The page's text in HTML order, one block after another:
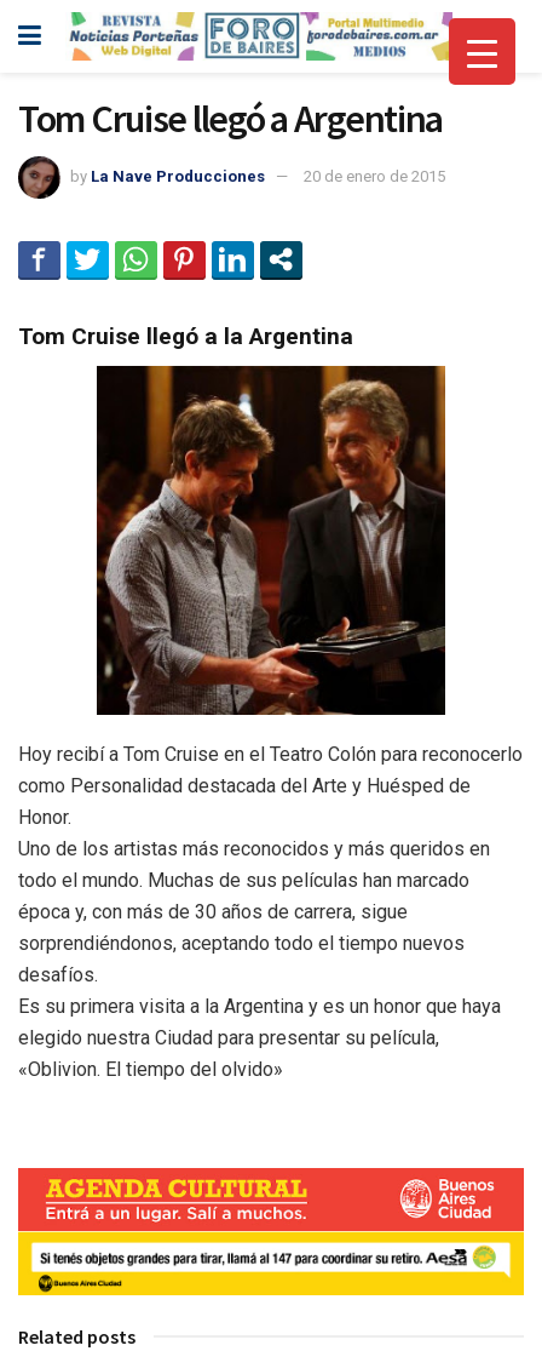
Tom Cruise llegó a Argentina
by La Nave Producciones 20 de enero de 2015
Tom Cruise llegó a la Argentina
Hoy recibí a Tom Cruise en el Teatro Colón para reconocerlo
como Personalidad destacada del Arte y Huésped de
Honor.
Uno de los artistas más reconocidos y más queridos en
todo el mundo. Muchas de sus películas han marcado
época y, con más de 30 años de carrera, sigue
sorprendiéndonos, aceptando todo el tiempo nuevos
desafíos.
Es su primera visita a la Argentina y es un honor que haya
elegido nuestra Ciudad para presentar su película,
«Oblivion. El tiempo del olvido»
Related posts